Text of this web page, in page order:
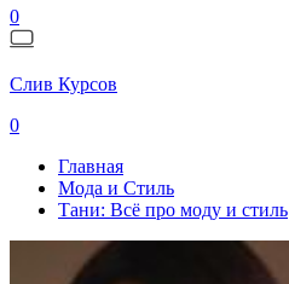
0
Слив Курсов
0
Главная
Мода и Стиль
Тани: Всё про моду и стиль